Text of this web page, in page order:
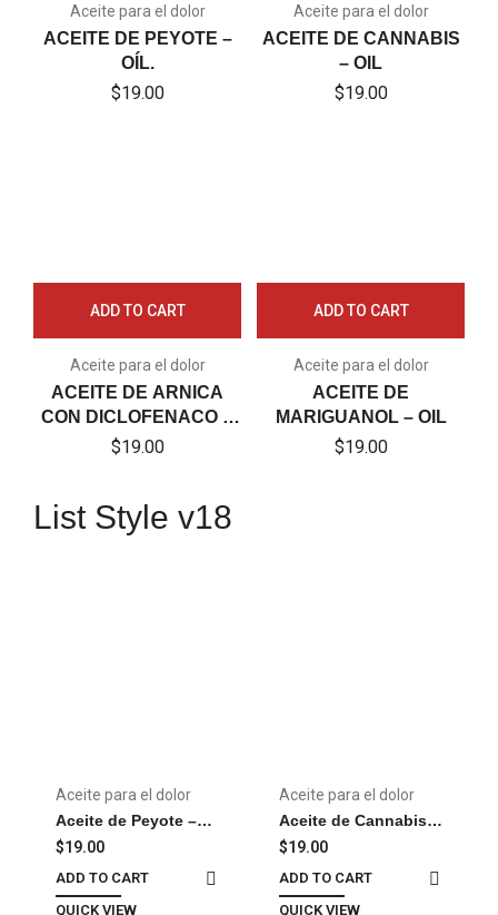
Aceite para el dolor
ACEITE DE PEYOTE –
OÍL.
$19.00
Aceite para el dolor
ACEITE DE CANNABIS
– OIL
$19.00
ADD TO CART
Aceite para el dolor
ACEITE DE ARNICA
CON DICLOFENACO Y
NAPROXENO – OIL
$19.00
ADD TO CART
Aceite para el dolor
ACEITE DE
MARIGUANOL – OIL
$19.00
List Style v18
Aceite para el dolor
Aceite de Peyote –
Oíl.
$19.00
ADD TO CART
QUICK VIEW
Aceite para el dolor
Aceite de Cannabis –
Oil
$19.00
ADD TO CART
QUICK VIEW